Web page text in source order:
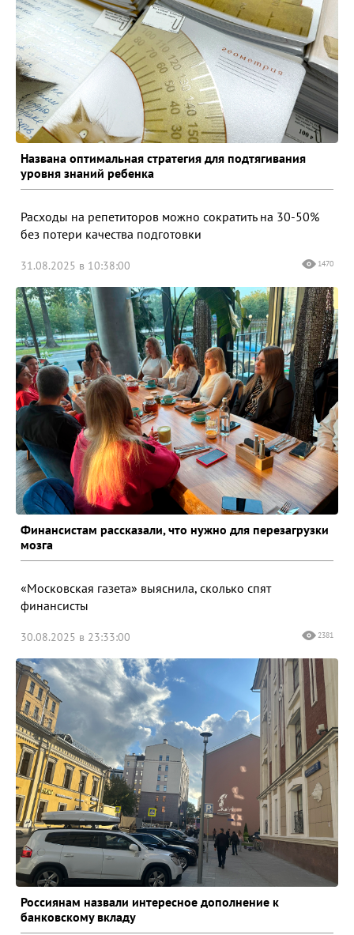
Названа оптимальная стратегия для подтягивания
уровня знаний ребенка
Расходы на репетиторов можно сократить на 30-50%
без потери качества подготовки
31.08.2025 в 10:38:00 1470
Финансистам рассказали, что нужно для перезагрузки
мозга
«Московская газета» выяснила, сколько спят
финансисты
30.08.2025 в 23:33:00 2381
Россиянам назвали интересное дополнение к
банковскому вкладу